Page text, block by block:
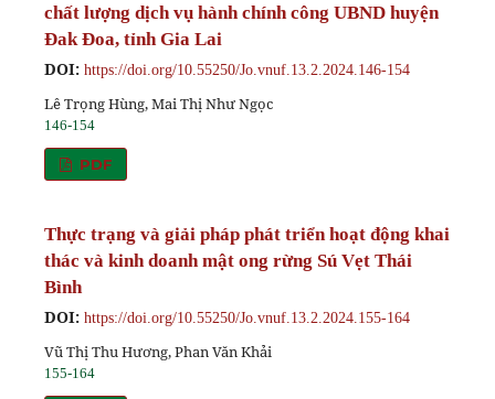
chất lượng dịch vụ hành chính công UBND huyện
Đak Đoa, tỉnh Gia Lai
DOI: https://doi.org/10.55250/Jo.vnuf.13.2.2024.146-154
Lê Trọng Hùng, Mai Thị Như Ngọc
146-154
PDF
Thực trạng và giải pháp phát triển hoạt động khai
thác và kinh doanh mật ong rừng Sú Vẹt Thái
Bình
DOI: https://doi.org/10.55250/Jo.vnuf.13.2.2024.155-164
Vũ Thị Thu Hương, Phan Văn Khải
155-164